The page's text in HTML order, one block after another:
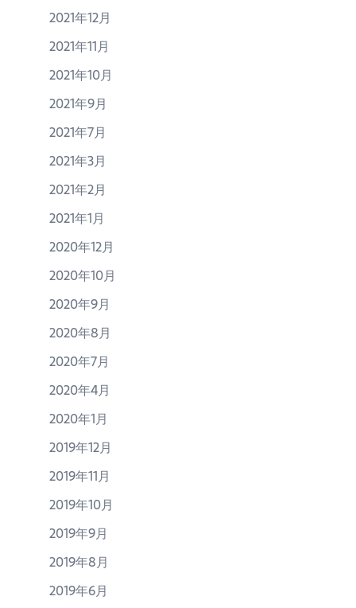
2021年12月
2021年11月
2021年10月
2021年9月
2021年7月
2021年3月
2021年2月
2021年1月
2020年12月
2020年10月
2020年9月
2020年8月
2020年7月
2020年4月
2020年1月
2019年12月
2019年11月
2019年10月
2019年9月
2019年8月
2019年6月